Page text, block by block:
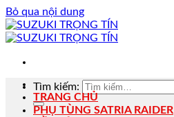
Bỏ qua nội dung
Tìm kiếm:
TRANG CHỦ
PHỤ TÙNG SATRIA RAIDER